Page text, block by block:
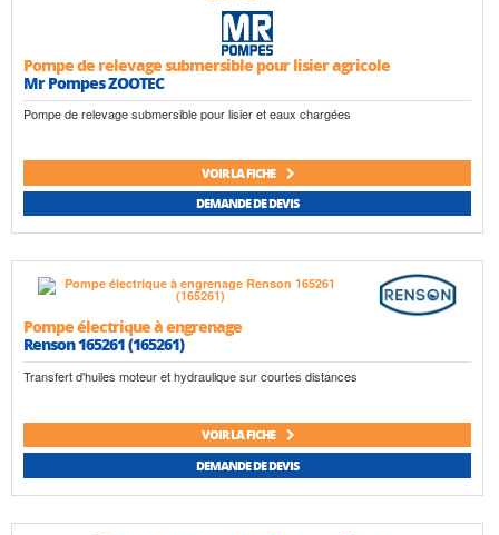
Pompe de relevage submersible pour lisier agricole
Mr Pompes ZOOTEC
Pompe de relevage submersible pour lisier et eaux chargées
VOIR LA FICHE
DEMANDE DE DEVIS
Pompe électrique à engrenage
Renson 165261 (165261)
Transfert d'huiles moteur et hydraulique sur courtes distances
VOIR LA FICHE
DEMANDE DE DEVIS